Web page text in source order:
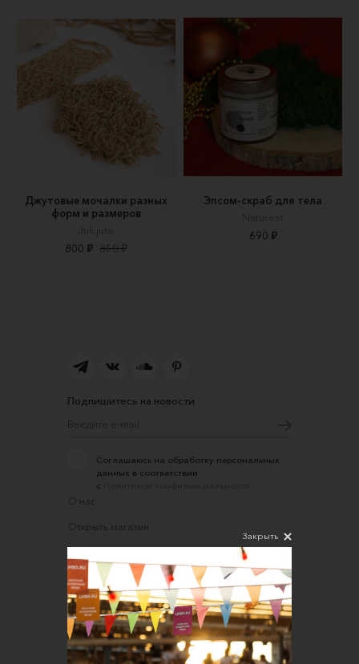
Джутовые мочалки разных
форм и размеров
Juli.jute
800 ₽ 850 ₽
Эпсом-скраб для тела
Naturest
690 ₽
Подпишитесь на новости
Соглашаюсь на обработку персональных
данных в соответствии
с
О нас
Открыть магазин
FAQ
Требования к фотографиям
Обратная связь
Соглашение об оказании услуг
Закрыть